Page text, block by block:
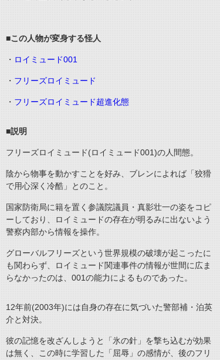
■この人物が変身する怪人
・ ロイミュード001
・ フリーズロイミュード
・ フリーズロイミュード超進化態
■説明
フリーズロイミュード(ロイミュード001)の人間態。
陰から物事を動かすことを好み、ブレンによれば「狡猾
で用心深く冷酷」とのこと。
国家防衛局に籍を置く参議院議員・真影壮一の姿をコピ
ーしており、ロイミュードの存在が明るみに出ないよう
警察内部から情報を操作。
グローバルフリーズという世界規模の破壊が起こったに
も関わらず、ロイミュード関連事件の情報が世間に広ま
らなかったのは、001の能力によるものであった。
12年前(2003年)には自身の存在に気づいた警部補・泊英
介と対決。
彼の記憶を改ざんしようと「氷の針」を撃ち込むが効果
は無く、この時に学習した「屈辱」の感情が、後のフリ